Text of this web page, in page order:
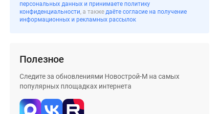
персональных данных и принимаете политику
конфиденциальности, а также даёте согласие на получение
информационных и рекламных рассылок
Полезное
Следите за обновлениями Новострой-М на самых
популярных площадках интернета